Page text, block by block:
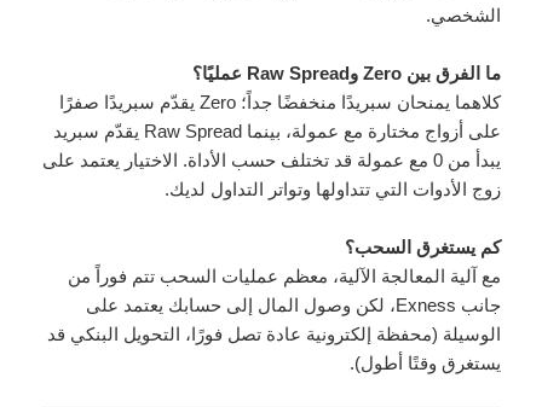
الشخصي.
ما الفرق بين Zero وRaw Spread عمليًا؟
كلاهما يمنحان سبريدًا منخفضًا جداً؛ Zero يقدّم سبريدًا صفرًا
على أزواج مختارة مع عمولة، بينما Raw Spread يقدّم سبريد
يبدأ من 0 مع عمولة قد تختلف حسب الأداة. الاختيار يعتمد على
زوج الأدوات التي تتداولها وتواتر التداول لديك.
كم يستغرق السحب؟
مع آلية المعالجة الآلية، معظم عمليات السحب تتم فوراً من
جانب Exness، لكن وصول المال إلى حسابك يعتمد على
الوسيلة (محفظة إلكترونية عادة تصل فورًا، التحويل البنكي قد
يستغرق وقتًا أطول).